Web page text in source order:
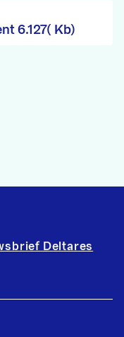
6.127( Kb)
Deltares